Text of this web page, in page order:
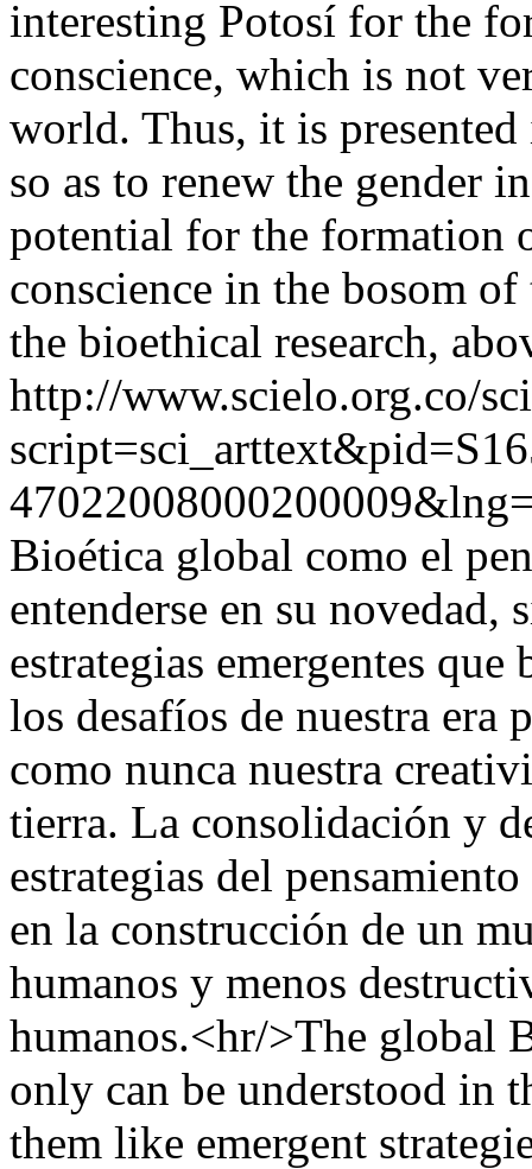
interesting Potosí for the
conscience, which is not
world. Thus, it is
so as to renew the gender
potential for the formation
conscience in the bosom
the bioethical research,
http://www.scielo.org.co/
Bioética global como el
entenderse en su novedad,
estrategias emergentes
los desafíos de nuestra era
como nunca nuestra
tierra. La consolidación y
estrategias del
en la construcción de un
humanos y menos
humanos.<hr/>The global
only can be understood in
them like emergent